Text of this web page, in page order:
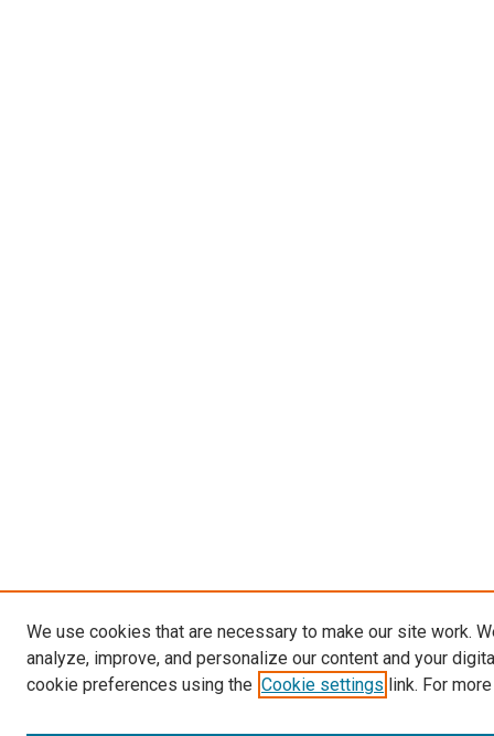
We use cookies that are necessary to make our site work.
analyze, improve, and personalize our content and your
cookie preferences using the Cookie settings link. For